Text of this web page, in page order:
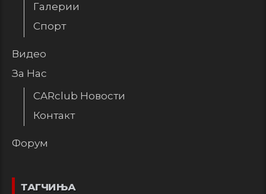
Галерии
Спорт
Видео
За Нас
CARclub Новости
Контакт
Форум
ТАГЧИЊА